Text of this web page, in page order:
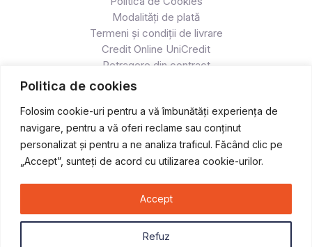
Politica de cookies
Folosim cookie-uri pentru a vă îmbunătăți experiența de
navigare, pentru a vă oferi reclame sau conținut
personalizat și pentru a ne analiza traficul. Făcând clic pe
„Accept”, sunteți de acord cu utilizarea cookie-urilor.
Refuz
Accept
Modalități de plată
Termeni și condiții de livrare
Credit Online UniCredit
Retragere din contract
Copyright © 2026 Atv & Moto - Race